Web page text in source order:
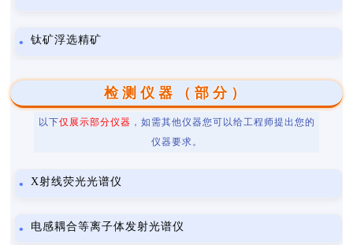
钛矿浮选精矿
检测仪器（部分）
以下仅展示部分仪器 ，如需其他仪器您可以给工程师提出您的
仪器要求。
X射线荧光光谱仪
电感耦合等离子体发射光谱仪